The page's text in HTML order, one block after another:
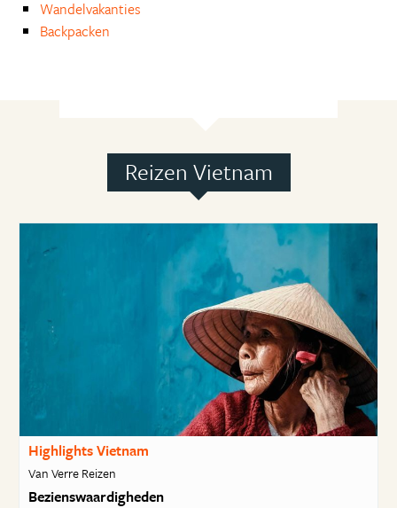
Wandelvakanties
Backpacken
Reizen Vietnam
Highlights Vietnam
Van Verre Reizen
Bezienswaardigheden